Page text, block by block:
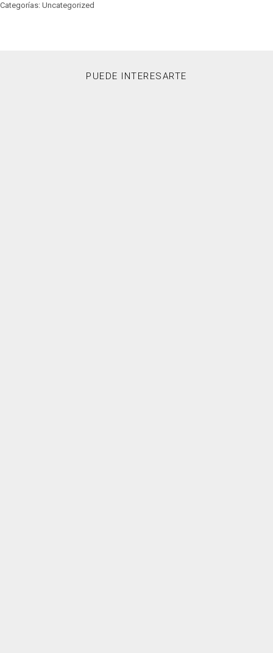
Categorías: Uncategorized
PUEDE INTERESARTE